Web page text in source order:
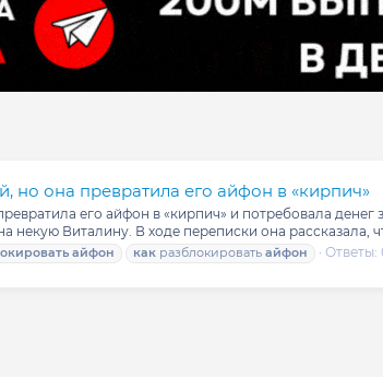
но она превратила его айфон в «кирпич»
его айфон в «кирпич» и потребовала
некую Виталину. В ходе переписки она рассказала,
айфон как разблокировать айфон Ответы: